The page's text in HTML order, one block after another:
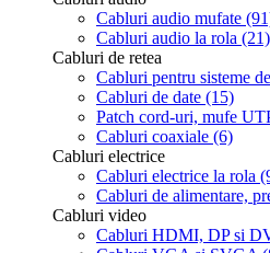
Cabluri audio mufate
Cabluri audio la rola (21)
Cabluri de retea
Cabluri pentru sisteme
Cabluri de date (15)
Patch cord-uri, mufe
Cabluri coaxiale (6)
Cabluri electrice
Cabluri electrice la rola
Cabluri de alimentare,
Cabluri video
Cabluri HDMI, DP si